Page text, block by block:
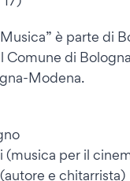
Musica” è parte di
Comune di
Modena.
(musica per il
e chitarrista)